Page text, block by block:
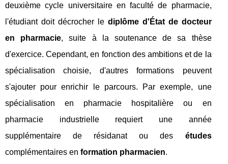
deuxième cycle universitaire en faculté de pharmacie,
l'étudiant doit décrocher le diplôme d'État de docteur
en pharmacie, suite à la soutenance de sa thèse
d'exercice. Cependant, en fonction des ambitions et de la
spécialisation choisie, d'autres formations peuvent
s'ajouter pour enrichir le parcours. Par exemple, une
spécialisation en pharmacie hospitalière ou en
pharmacie industrielle requiert une année
supplémentaire de résidanat ou des études
complémentaires en formation pharmacien.